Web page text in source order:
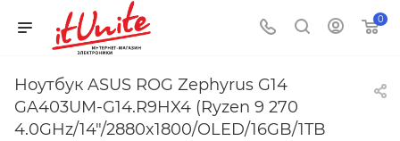
0
Ноутбук ASUS ROG Zephyrus G14
GA403UM-G14.R9HX4 (Ryzen 9 270
4.0GHz/14"/2880x1800/OLED/16GB/1TB